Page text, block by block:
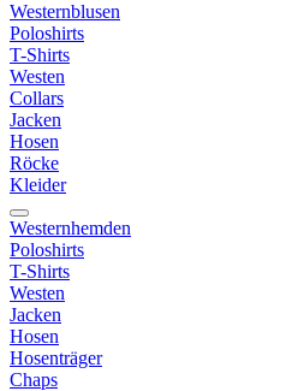
Westernblusen
Poloshirts
T-Shirts
Westen
Collars
Jacken
Hosen
Röcke
Kleider
Westernhemden
Poloshirts
T-Shirts
Westen
Jacken
Hosen
Hosenträger
Chaps